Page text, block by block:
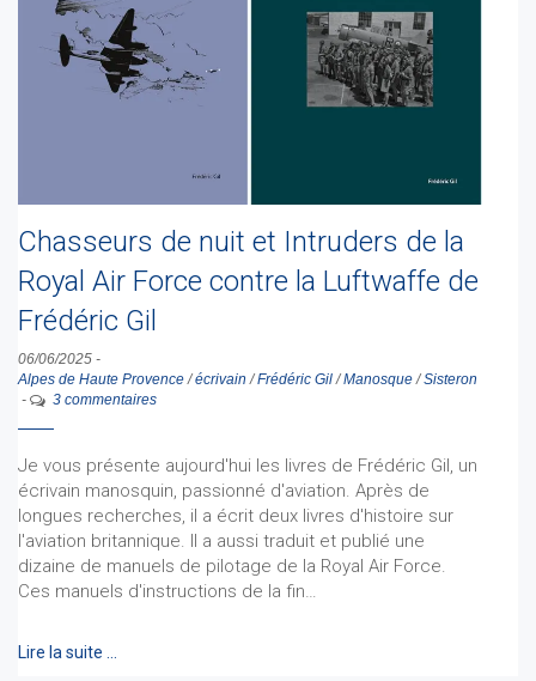
Chasseurs de nuit et Intruders de la
Royal Air Force contre la Luftwaffe de
Frédéric Gil
06/06/2025 -
Alpes de Haute Provence /écrivain /Frédéric Gil /Manosque /Sisteron
-
3 commentaires
Je vous présente aujourd'hui les livres de Frédéric Gil, un
écrivain manosquin, passionné d'aviation. Après de
longues recherches, il a écrit deux livres d'histoire sur
l'aviation britannique. Il a aussi traduit et publié une
dizaine de manuels de pilotage de la Royal Air Force.
Ces manuels d'instructions de la fin…
Lire la suite …